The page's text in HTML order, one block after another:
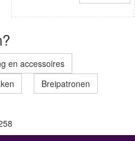
en accessoires
Breipatronen